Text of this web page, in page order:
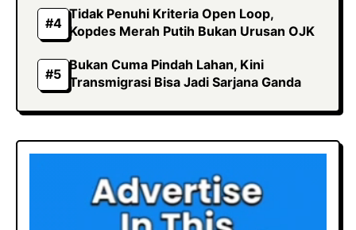
Tidak Penuhi Kriteria Open Loop,
Kopdes Merah Putih Bukan Urusan OJK
Bukan Cuma Pindah Lahan, Kini
Transmigrasi Bisa Jadi Sarjana Ganda